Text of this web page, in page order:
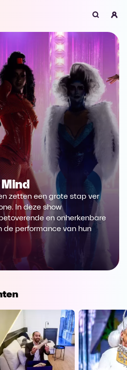
gaat ontdekken,
of hieronder één
browsers
Download
Download
Download
Download
Download
Mind
zetten een grote stap ver
In deze show
en onherkenbare
de performance van hun